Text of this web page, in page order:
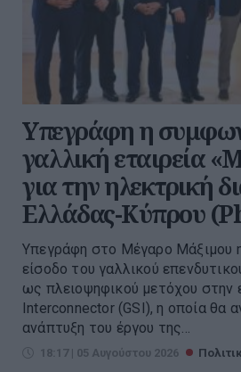
Υπεγράφη η
γαλλική εταιρεία
για την ηλεκτρική
Ελλάδας-Κύπρου
Υπεγράφη στο Μέγαρο Μάξιμου
είσοδο του γαλλικού
ως πλειοψηφικού μετόχου στην
Interconnector (GSI), η οποία θα
ανάπτυξη του έργου της...
18:17 | 05 Αυγούστου 2026